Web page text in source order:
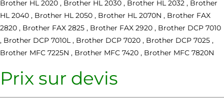
Brother HL 2020 , Brother HL 2030 , Brother HL 2032 , Brother
HL 2040 , Brother HL 2050 , Brother HL 2070N , Brother FAX
2820 , Brother FAX 2825 , Brother FAX 2920 , Brother DCP 7010
, Brother DCP 7010L , Brother DCP 7020 , Brother DCP 7025 ,
Brother MFC 7225N , Brother MFC 7420 , Brother MFC 7820N
Prix sur devis